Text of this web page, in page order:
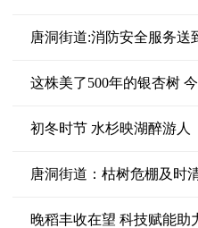
唐洞街道:消防安全服务送
这株美了500年的银杏树
初冬时节 水杉映湖醉游人
唐洞街道：枯树危棚及时
晚稻丰收在望 科技赋能助